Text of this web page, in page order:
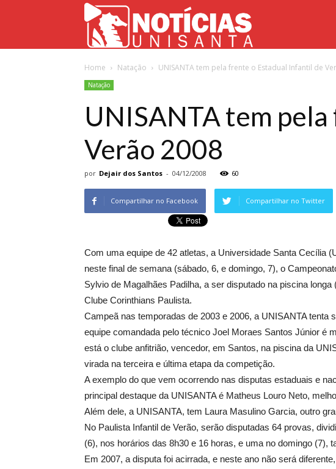
Unisanta
Home Natação UNISANTA tem pela frente o Estadual Infantil de
Natação
UNISANTA tem
Verão 2008
por Dejair dos Santos - 04/12/2008 60
Compartilhar no Facebook Compartilhar no Twitter
Com uma equipe de 42 atletas, a Universidade Santa Cecília
neste final de semana (sábado, 6, e domingo, 7), o
Sylvio de Magalhães Padilha, a ser disputado na piscina
Clube Corinthians Paulista.
Campeã nas temporadas de 2003 e 2006, a UNISANTA tenta
equipe comandada pelo técnico Joel Moraes Santos Júnior é
está o clube anfitrião, vencedor, em Santos, na piscina da
virada na terceira e última etapa da competição.
A exemplo do que vem ocorrendo nas disputas estaduais e
principal destaque da UNISANTA é Matheus Louro Neto,
Além dele, a UNISANTA, tem Laura Masulino Garcia, outro
No Paulista Infantil de Verão, serão disputadas 64 provas,
(6), nos horários das 8h30 e 16 horas, e uma no domingo (7),
Em 2007, a disputa foi acirrada, e neste ano não será